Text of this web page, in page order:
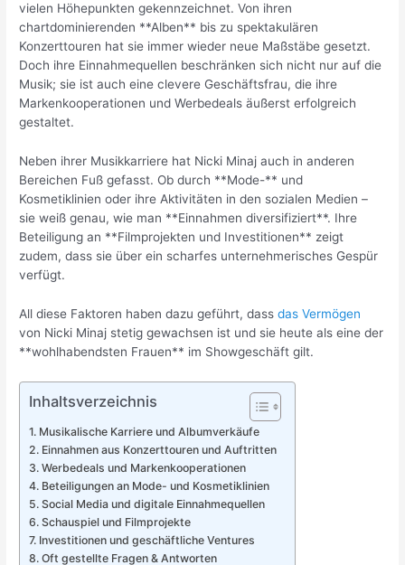
vielen Höhepunkten gekennzeichnet. Von ihren
chartdominierenden **Alben** bis zu spektakulären
Konzerttouren hat sie immer wieder neue Maßstäbe gesetzt.
Doch ihre Einnahmequellen beschränken sich nicht nur auf die
Musik; sie ist auch eine clevere Geschäftsfrau, die ihre
Markenkooperationen und Werbedeals äußerst erfolgreich
gestaltet.
Neben ihrer Musikkarriere hat Nicki Minaj auch in anderen
Bereichen Fuß gefasst. Ob durch **Mode-** und
Kosmetiklinien oder ihre Aktivitäten in den sozialen Medien –
sie weiß genau, wie man **Einnahmen diversifiziert**. Ihre
Beteiligung an **Filmprojekten und Investitionen** zeigt
zudem, dass sie über ein scharfes unternehmerisches Gespür
verfügt.
All diese Faktoren haben dazu geführt, dassdas Vermögen
von Nicki Minaj stetig gewachsen ist und sie heute als eine der
**wohlhabendsten Frauen** im Showgeschäft gilt.
Inhaltsverzeichnis
Musikalische Karriere und Albumverkäufe
Einnahmen aus Konzerttouren und Auftritten
Werbedeals und Markenkooperationen
Beteiligungen an Mode- und Kosmetiklinien
Social Media und digitale Einnahmequellen
Schauspiel und Filmprojekte
Investitionen und geschäftliche Ventures
Oft gestellte Fragen & Antworten